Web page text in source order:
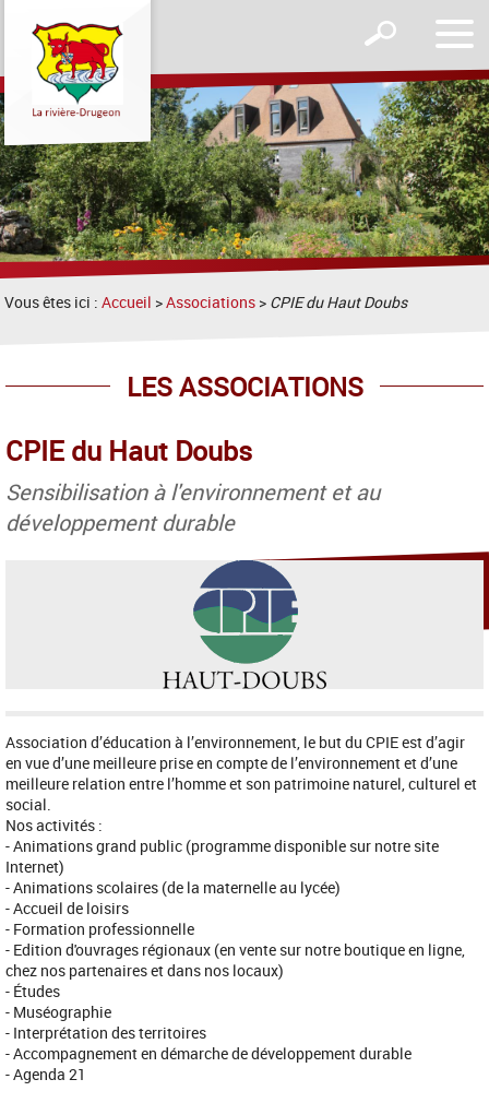
le
Afficher
formulaire
de
recherche
Vous êtes ici :Accueil >Associations > CPIE du Haut Doubs
LES ASSOCIATIONS
CPIE du Haut Doubs
Sensibilisation à l'environnement et au
développement durable
Association d’éducation à l’environnement, le but du CPIE est d’agir
en vue d’une meilleure prise en compte de l’environnement et d’une
meilleure relation entre l’homme et son patrimoine naturel, culturel et
social.
Nos activités :
- Animations grand public (programme disponible sur notre site
Internet)
- Animations scolaires (de la maternelle au lycée)
- Accueil de loisirs
- Formation professionnelle
- Edition d'ouvrages régionaux (en vente sur notre boutique en ligne,
chez nos partenaires et dans nos locaux)
- Études
- Muséographie
- Interprétation des territoires
- Accompagnement en démarche de développement durable
- Agenda 21